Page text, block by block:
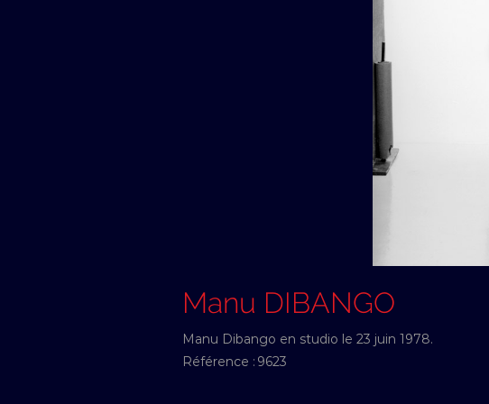
Manu DIBANGO
Manu Dibango en studio le 23 juin 1978.
Référence : 9623